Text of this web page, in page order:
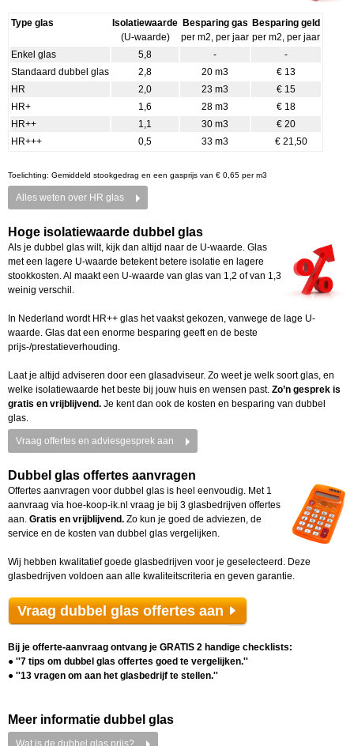
Type glas
Isolatiewaarde
(U-waarde)
Besparing gas
per m2, per jaar
Besparing geld
per m2, per jaar
Enkel glas
5,8 -
-
Standaard dubbel glas
2,8 20 m3
€ 13
HR
2,0 23 m3
€ 15
HR+
1,6 28 m3
€ 18
HR++
1,1 30 m3
€ 20
HR+++
0,5 33 m3 € 21,50
Toelichting: Gemiddeld stookgedrag en een gasprijs van € 0,65 per m3
Alles weten over HR glas
Hoge isolatiewaarde dubbel glas
Als je dubbel glas wilt, kijk dan altijd naar de U-waarde. Glas
met een lagere U-waarde betekent betere isolatie en lagere
stookkosten. Al maakt een U-waarde van glas van 1,2 of van 1,3
weinig verschil.
In Nederland wordt HR++ glas het vaakst gekozen, vanwege de lage U-
waarde. Glas dat een enorme besparing geeft en de beste
prijs-/prestatieverhouding.
Laat je altijd adviseren door een glasadviseur. Zo weet je welk soort glas, en
welke isolatiewaarde het beste bij jouw huis en wensen past. Zo’n gesprek is
gratis en vrijblijvend. Je kent dan ook de kosten en besparing van dubbel
glas.
Vraag offertes en adviesgesprek aan
Dubbel glas offertes aanvragen
Offertes aanvragen voor dubbel glas is heel eenvoudig. Met 1
aanvraag via hoe-koop-ik.nl vraag je bij 3 glasbedrijven offertes
aan. Gratis en vrijblijvend. Zo kun je goed de adviezen, de
service en de kosten van dubbel glas vergelijken.
Wij hebben kwalitatief goede glasbedrijven voor je geselecteerd. Deze
glasbedrijven voldoen aan alle kwaliteitscriteria en geven garantie.
Vraag dubbel glas offertes aan
Bij je offerte-aanvraag ontvang je GRATIS 2 handige checklists:
● ''7 tips om dubbel glas offertes goed te vergelijken.''
● ''13 vragen om aan het glasbedrijf te stellen.''
Meer informatie dubbel glas
Wat is de dubbel glas prijs?